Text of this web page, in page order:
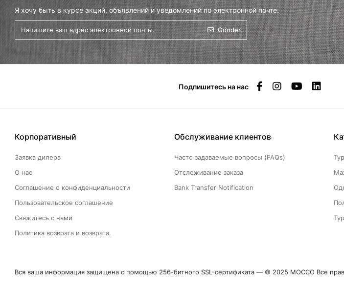
Я хочу быть в курсе акций, объявлений и уведомлений по электронной почте.
Gönder
Подпишитесь на нас
Корпоративный
Заявка дилера
О нас
Соглашение о конфиденциальности
Пользовательское соглашение
Свяжитесь с нами
Политика возврата и возврата.
Обслуживание клиентов
Часто задаваемые вопросы (FAQs)
Отслеживание заказа
Bank Transfer Notification
Вся ваша информация защищена с помощью 256-битного SSL-сертификата — © 2025 MOCCO Все